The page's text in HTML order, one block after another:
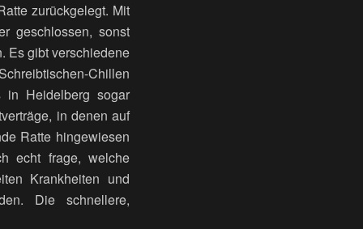
zurückgelegt. Mit
geschlossen, sonst
Es gibt verschiedene
Chillen
Heidelberg sogar
in denen auf
Ratte hingewiesen
echt frage, welche
Krankheiten und
Die schnellere,